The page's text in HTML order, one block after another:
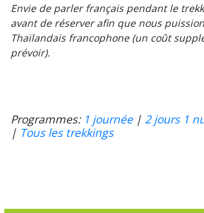
Envie de parler français pendant le
avant de réserver afin que nous
Thaïlandais francophone (un coût
prévoir).
Programmes: 1 journée| 2 jours 1
| Tous les trekkings